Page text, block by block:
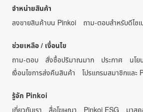
จำหน่ายสินค้า
ลงขายสินค้าบน Pinkoi
ถาม-ตอบสำหรับดีไซ
ช่วยเหลือ / เงื่อนไข
ถาม-ตอบ
สั่งซื้อปริมาณมาก ประกาศ
นโย
เงื่อนไขการส่งคืนสินค้า
โปรแกรมสมาชิกและ
รู้จัก Pinkoi
เกี่ยวกับเรา
สื่อโฆษณา Pinkoi ESG มาส